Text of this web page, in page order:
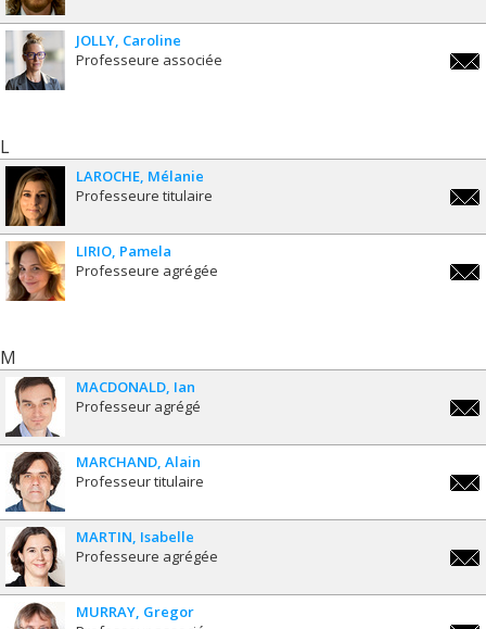
JOLLY Caroline
Professeure associée
L
LAROCHE Mélanie
Professeure titulaire
LIRIO Pamela
Professeure agrégée
M
MACDONALD Ian
Professeur agrégé
MARCHAND Alain
Professeur titulaire
MARTIN Isabelle
Professeure agrégée
MURRAY Gregor